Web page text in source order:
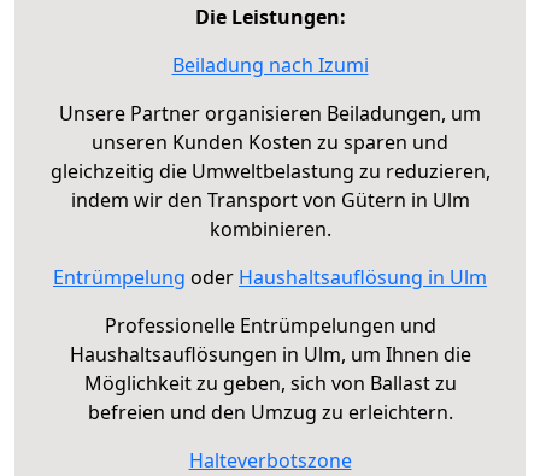
Die Leistungen:
Beiladung nach Izumi
Unsere Partner organisieren Beiladungen, um
unseren Kunden Kosten zu sparen und
gleichzeitig die Umweltbelastung zu reduzieren,
indem wir den Transport von Gütern in Ulm
kombinieren.
Entrümpelung oder Haushaltsauflösung in Ulm
Professionelle Entrümpelungen und
Haushaltsauflösungen in Ulm, um Ihnen die
Möglichkeit zu geben, sich von Ballast zu
befreien und den Umzug zu erleichtern.
Halteverbotszone